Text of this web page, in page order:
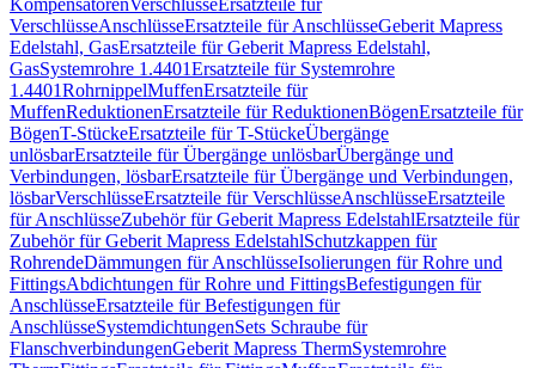
KompensatorenVerschlüsseErsatzteile für
VerschlüsseAnschlüsseErsatzteile für AnschlüsseGeberit Mapress
Edelstahl, GasErsatzteile für Geberit Mapress Edelstahl,
GasSystemrohre 1.4401Ersatzteile für Systemrohre
1.4401RohrnippelMuffenErsatzteile für
MuffenReduktionenErsatzteile für ReduktionenBögenErsatzteile für
BögenT-StückeErsatzteile für T-StückeÜbergänge
unlösbarErsatzteile für Übergänge unlösbarÜbergänge und
Verbindungen, lösbarErsatzteile für Übergänge und Verbindungen,
lösbarVerschlüsseErsatzteile für VerschlüsseAnschlüsseErsatzteile
für AnschlüsseZubehör für Geberit Mapress EdelstahlErsatzteile für
Zubehör für Geberit Mapress EdelstahlSchutzkappen für
RohrendeDämmungen für AnschlüsseIsolierungen für Rohre und
FittingsAbdichtungen für Rohre und FittingsBefestigungen für
AnschlüsseErsatzteile für Befestigungen für
AnschlüsseSystemdichtungenSets Schraube für
FlanschverbindungenGeberit Mapress ThermSystemrohre